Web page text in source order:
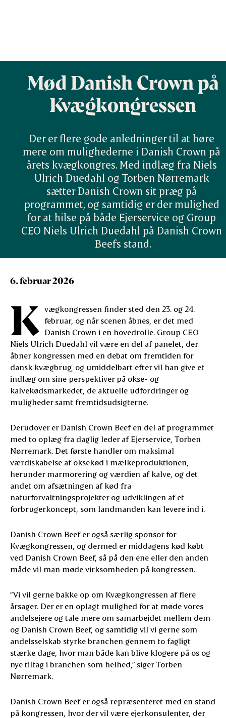
Mød Danish Crown på
Kvægkongressen
Der er flere gode anledninger til at høre
mere om mulighederne i Danish Crown på
årets kvægkongres. Med indlæg fra Niels
Ulrich Duedahl og Torben Nørremark
sætter Danish Crown sit præg på
programmet, og samtidig er der mulighed
for at hilse på både Ejerservice og Group
CEO Niels Ulrich Duedahl på Danish Crown
Beefs stand.
6. februar 2026
K vægkongressen finder sted den 23. og 24.
februar, og når scenen åbnes, er det med
Danish Crown i en hovedrolle. Group CEO
Niels Ulrich Duedahl vil være en del af panelet, der
åbner kongressen med en debat om fremtiden for
dansk kvægbrug, og umiddelbart efter vil han give et
indlæg om sine perspektiver på okse- og
kalvekødsmarkedet, de aktuelle udfordringer og
muligheder samt fremtidsudsigterne.
Derudover er Danish Crown Beef en del af programmet
med to oplæg fra daglig leder af Ejerservice, Torben
Nørremark. Det første handler om maksimal
værdiskabelse af oksekød i mælkeproduktionen,
herunder marmorering og værdien af kalve, og det
andet om afsætningen af kød fra
naturforvaltningsprojekter og udviklingen af et
forbrugerkoncept, som landmanden kan levere ind i.
Danish Crown Beef er også særlig sponsor for
Kvægkongressen, og dermed er middagens kød købt
ved Danish Crown Beef, så på den ene eller den anden
måde vil man møde virksomheden på kongressen.
”Vi vil gerne bakke op om Kvægkongressen af flere
årsager. Der er en oplagt mulighed for at møde vores
andelsejere og tale mere om samarbejdet mellem dem
og Danish Crown Beef, og samtidig vil vi gerne som
andelsselskab styrke branchen gennem to fagligt
stærke dage, hvor man både kan blive klogere på os og
nye tiltag i branchen som helhed,” siger Torben
Nørremark.
Danish Crown Beef er også repræsenteret med en stand
på kongressen, hvor der vil være ejerkonsulenter, der